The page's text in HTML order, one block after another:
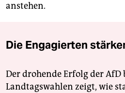
anstehen.
Die Engagierten
Der drohende Erfolg der
Landtagswahlen zeigt, wie